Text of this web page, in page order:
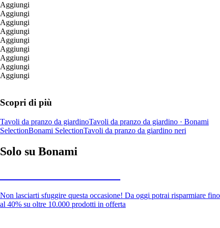
Aggiungi
Aggiungi
Aggiungi
Aggiungi
Aggiungi
Aggiungi
Aggiungi
Aggiungi
Aggiungi
Scopri di più
Tavoli da pranzo da giardinoTavoli da pranzo da giardino · Bonami
SelectionBonami SelectionTavoli da pranzo da giardino neri
Solo su Bonami
Non lasciarti sfuggire questa occasione! Da oggi potrai risparmiare fino
al 40% su oltre 10.000 prodotti in offerta